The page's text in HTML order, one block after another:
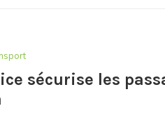
sécurise les